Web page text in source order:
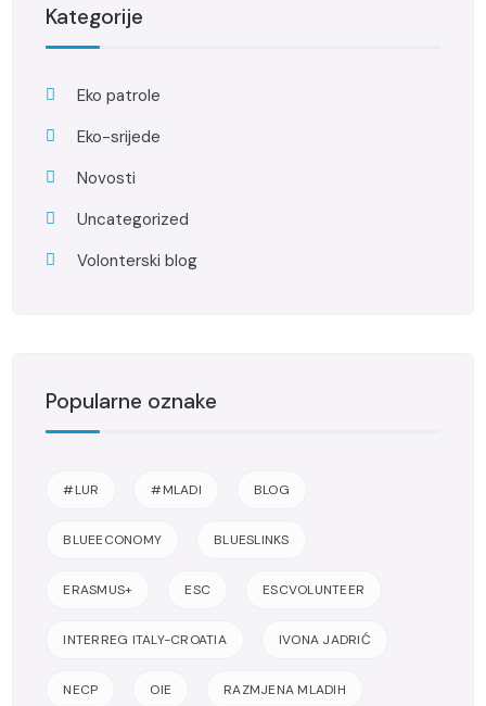
Kategorije
Eko patrole
Eko-srijede
Novosti
Uncategorized
Volonterski blog
Popularne oznake
#LUR #MLADI BLOG
BLUEECONOMY BLUESLINKS
ERASMUS+ ESC ESCVOLUNTEER
INTERREG ITALY-CROATIA IVONA JADRIĆ
NECP OIE RAZMJENA MLADIH